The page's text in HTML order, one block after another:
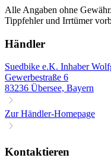
Alle Angaben ohne Gewähr.
Tippfehler und Irrtümer
Händler
Suedbike e.K. Inhaber
Gewerbestraße 6
83236 Übersee, Bayern
Zur Händler-Homepage
Kontaktieren